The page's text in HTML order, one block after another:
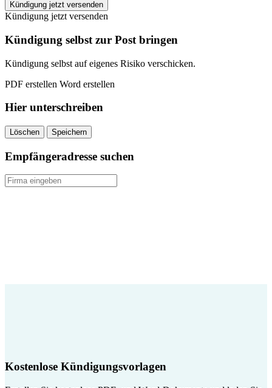
jumpers
fitness
Degerloch
kündigen
quantity
Kündigung jetzt versenden
Kündigung jetzt versenden
Kündigung selbst zur Post bringen
Kündigung selbst auf eigenes Risiko verschicken.
PDF erstellen Word erstellen
Hier unterschreiben
Löschen Speichern
Empfängeradresse suchen
Kostenlose Kündigungsvorlagen